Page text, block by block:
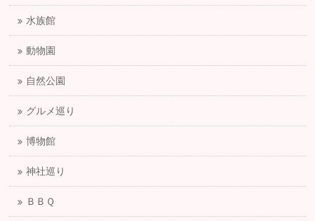
水族館
動物園
自然公園
グルメ巡り
博物館
神社巡り
ＢＢＱ